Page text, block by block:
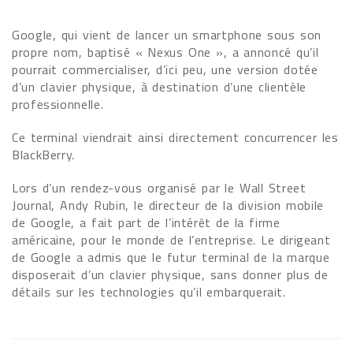
Google, qui vient de lancer un smartphone sous son
propre nom, baptisé « Nexus One », a annoncé qu’il
pourrait commercialiser, d’ici peu, une version dotée
d’un clavier physique, à destination d’une clientèle
professionnelle.
Ce terminal viendrait ainsi directement concurrencer les
BlackBerry.
Lors d’un rendez-vous organisé par le Wall Street
Journal, Andy Rubin, le directeur de la division mobile
de Google, a fait part de l’intérêt de la firme
américaine, pour le monde de l’entreprise. Le dirigeant
de Google a admis que le futur terminal de la marque
disposerait d’un clavier physique, sans donner plus de
détails sur les technologies qu’il embarquerait.